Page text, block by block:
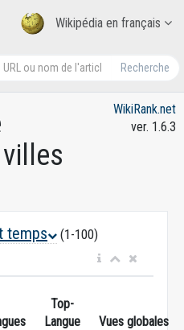
Wikipédia en français
Recherche
WikiRank.net
ver. 1.6.3
temps (1-100)
Top-
Langue
Vues globales